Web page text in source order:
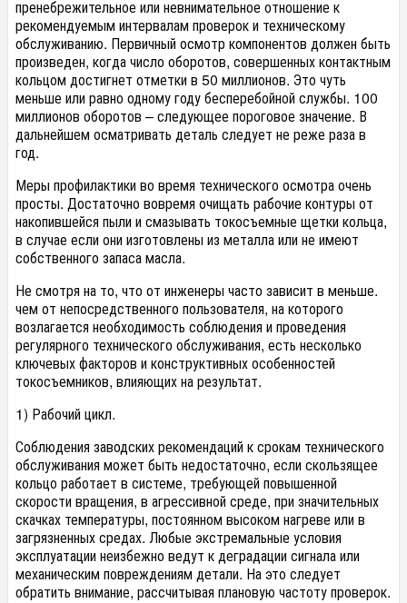
пренебрежительное или невнимательное отношение к
рекомендуемым интервалам проверок и техническому
обслуживанию. Первичный осмотр компонентов должен быть
произведен, когда число оборотов, совершенных контактным
кольцом достигнет отметки в 50 миллионов. Это чуть
меньше или равно одному году бесперебойной службы. 100
миллионов оборотов – следующее пороговое значение. В
дальнейшем осматривать деталь следует не реже раза в
год.
Меры профилактики во время технического осмотра очень
просты. Достаточно вовремя очищать рабочие контуры от
накопившейся пыли и смазывать токосъемные щетки кольца,
в случае если они изготовлены из металла или не имеют
собственного запаса масла.
Не смотря на то, что от инженеры часто зависит в меньше.
чем от непосредственного пользователя, на которого
возлагается необходимость соблюдения и проведения
регулярного технического обслуживания, есть несколько
ключевых факторов и конструктивных особенностей
токосъемников, влияющих на результат.
1) Рабочий цикл.
Соблюдения заводских рекомендаций к срокам технического
обслуживания может быть недостаточно, если скользящее
кольцо работает в системе, требующей повышенной
скорости вращения, в агрессивной среде, при значительных
скачках температуры, постоянном высоком нагреве или в
загрязненных средах. Любые экстремальные условия
эксплуатации неизбежно ведут к деградации сигнала или
механическим повреждениям детали. На это следует
обратить внимание, рассчитывая плановую частоту проверок.